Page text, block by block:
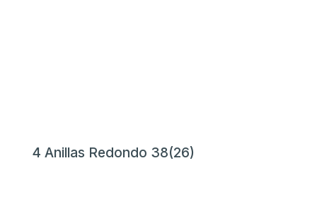
4 Anillas Redondo 38(26)